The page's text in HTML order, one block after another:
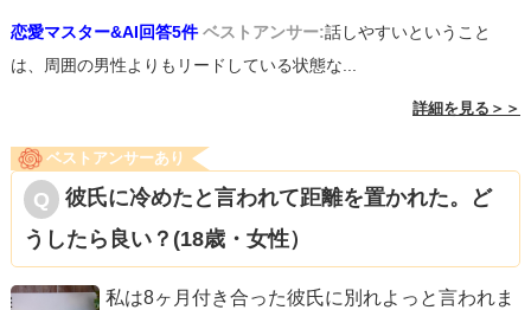
恋愛マスター&AI回答5件 ベストアンサー:話しやすいということ
は、周囲の男性よりもリードしている状態な...
詳細を見る＞＞
ベストアンサーあり
彼氏に冷めたと言われて距離を置かれた。ど
うしたら良い？(18歳・女性）
私は8ヶ月付き合った彼氏に別れよっと言われま